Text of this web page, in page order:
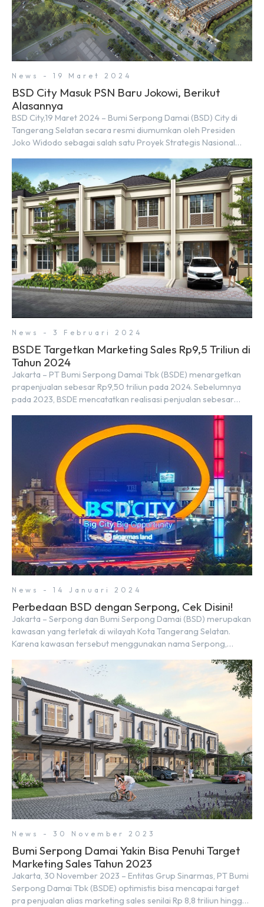
News - 19 Maret 2024
BSD City Masuk PSN Baru Jokowi, Berikut
Alasannya
BSD City,19 Maret 2024 – Bumi Serpong Damai (BSD) City di
Tangerang Selatan secara resmi diumumkan oleh Presiden
Joko Widodo sebagai salah satu Proyek Strategis Nasional
Koordinator Bidang Perekonomian, Airlangga Hartarto, setelah
Rapat Terbatas (ratas) bersama Jokowi di Istana Kepresidenan
pada hari Senin, 18 Maret 2024. Selain […]
News - 3 Februari 2024
BSDE Targetkan Marketing Sales Rp9,5 Triliun di
Tahun 2024
Jakarta – PT Bumi Serpong Damai Tbk (BSDE) menargetkan
prapenjualan sebesar Rp9,50 triliun pada 2024. Sebelumnya
pada 2023, BSDE mencatatkan realisasi penjualan sebesar
Rp8,80 triliun. Menurut Direktur BSDE Hermawan Wijaya
menghadapi 2024, kondisi ekonomi global maupun nasional
dapat memengaruhi pertimbangan masyarakat untuk
membeli rumah maupun investasi di sektor […]
News - 14 Januari 2024
Perbedaan BSD dengan Serpong, Cek Disini!
Jakarta – Serpong dan Bumi Serpong Damai (BSD) merupakan
kawasan yang terletak di wilayah Kota Tangerang Selatan.
Karena kawasan tersebut menggunakan nama Serpong,
merupakan tempat yang sama. Padahal anggapan tersebut
kurang tepat. Sebab Serpong dan BSD merupakan dua
kawasan yang berbeda. Berikut penjelasannya. Baca Juga: […]
News - 30 November 2023
Bumi Serpong Damai Yakin Bisa Penuhi Target
Marketing Sales Tahun 2023
Jakarta, 30 November 2023 – Entitas Grup Sinarmas, PT Bumi
Serpong Damai Tbk (BSDE) optimistis bisa mencapai target
pra penjualan alias marketing sales senilai Rp 8,8 triliun hingga